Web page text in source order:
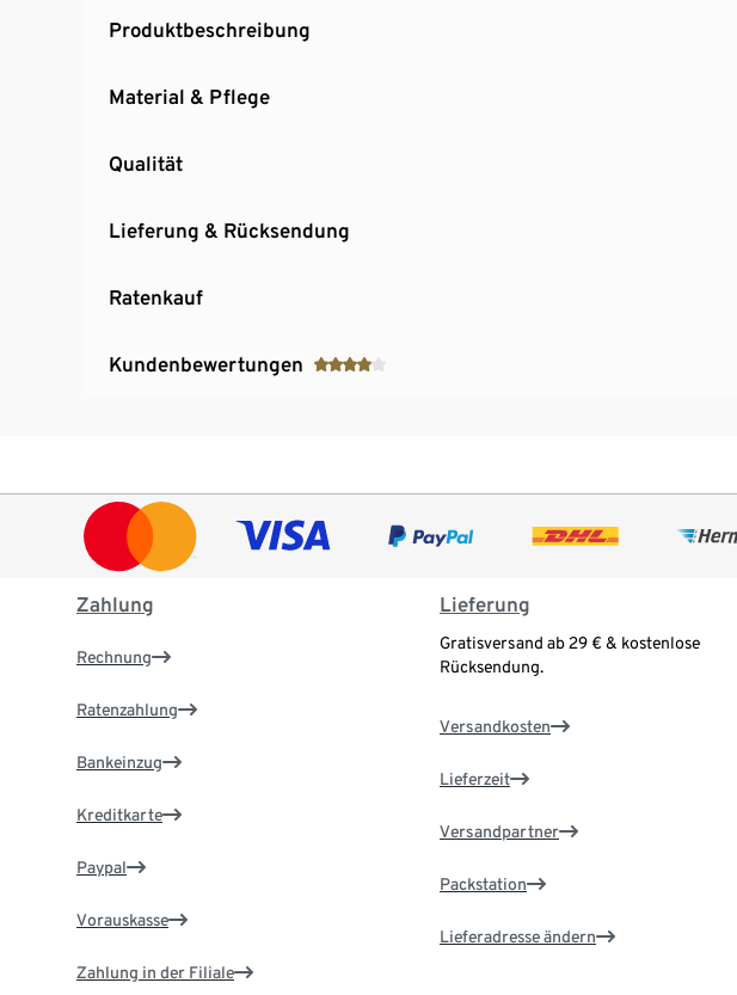
Produktbeschreibung
Material & Pflege
Qualität
Lieferung & Rücksendung
Ratenkauf
Kundenbewertungen
Zahlung
Rechnung
Ratenzahlung
Bankeinzug
Kreditkarte
Paypal
Vorauskasse
Zahlung in der Filiale
Lieferung
Gratisversand ab 29 € & kostenlose
Rücksendung.
Versandkosten
Lieferzeit
Versandpartner
Packstation
Lieferadresse ändern